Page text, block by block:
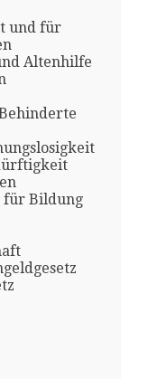
und für
Altenhilfe
für Bildung